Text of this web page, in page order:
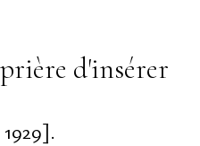
d'insérer